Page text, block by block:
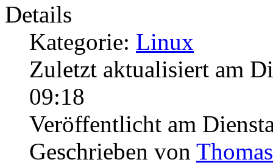
Details
Kategorie: Linux
Zuletzt aktualisiert am
09:18
Veröffentlicht am
Geschrieben von